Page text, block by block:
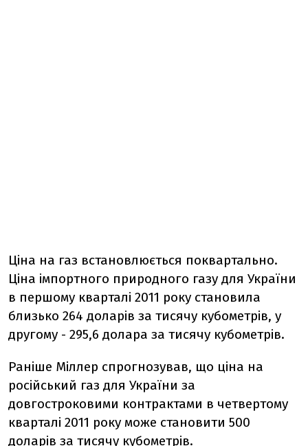
Ціна на газ встановлюється поквартально.
Ціна імпортного природного газу для України
в першому кварталі 2011 року становила
близько 264 доларів за тисячу кубометрів, у
другому - 295,6 долара за тисячу кубометрів.
Раніше Міллер спрогнозував, що ціна на
російський газ для України за
довгостроковими контрактами в четвертому
кварталі 2011 року може становити 500
доларів за тисячу кубометрів.